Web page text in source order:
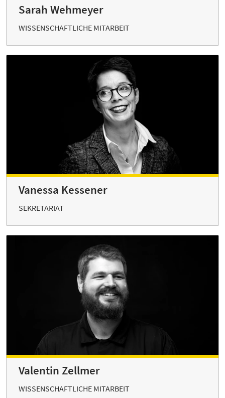
Sarah Wehmeyer
WISSENSCHAFTLICHE MITARBEIT
Vanessa Kessener
SEKRETARIAT
Valentin Zellmer
WISSENSCHAFTLICHE MITARBEIT